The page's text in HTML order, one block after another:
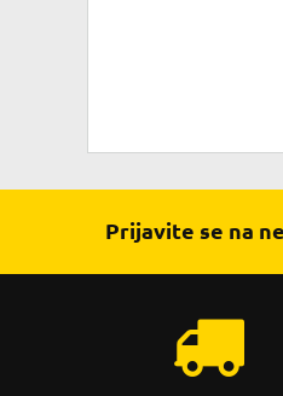
Prijavite se na